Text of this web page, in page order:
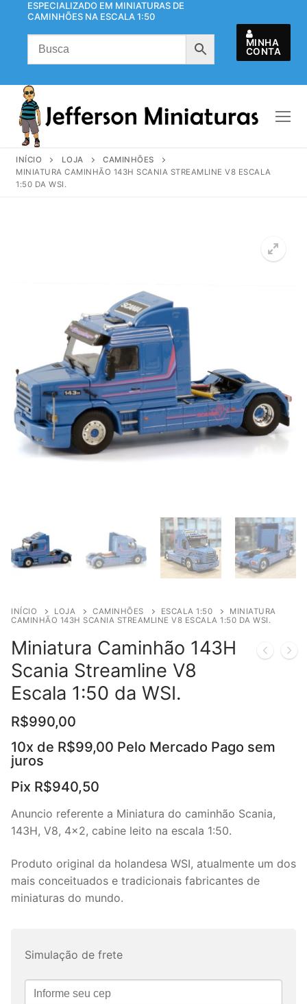
ESPECIALIZADO EM MINIATURAS DE
CAMINHÕES NA ESCALA 1:50
MINHA
CONTA
INÍCIO LOJA
CAMINHÕES
MINIATURA CAMINHÃO 143H SCANIA STREAMLINE V8 ESCALA
1:50 DA WSI.
INÍCIO LOJA CAMINHÕES ESCALA 1:50
MINIATURA
CAMINHÃO 143H SCANIA STREAMLINE V8 ESCALA 1:50 DA WSI.
Miniatura Caminhão 143H
Scania Streamline V8
Escala 1:50 da WSI.
R$990,00
10x de R$99,00 Pelo Mercado Pago sem
juros
Pix R$940,50
Anuncio referente a Miniatura do caminhão Scania,
143H, V8, 4×2, cabine leito na escala 1:50.
Produto original da holandesa WSI, atualmente um dos
mais conceituados e tradicionais fabricantes de
miniaturas do mundo.
Simulação de frete